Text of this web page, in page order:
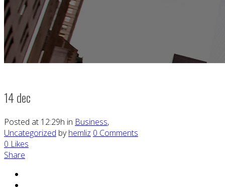
14 dec
Posted at 12:29h in Business,
Uncategorized byhemliz 0 Comments
0 Likes
Share